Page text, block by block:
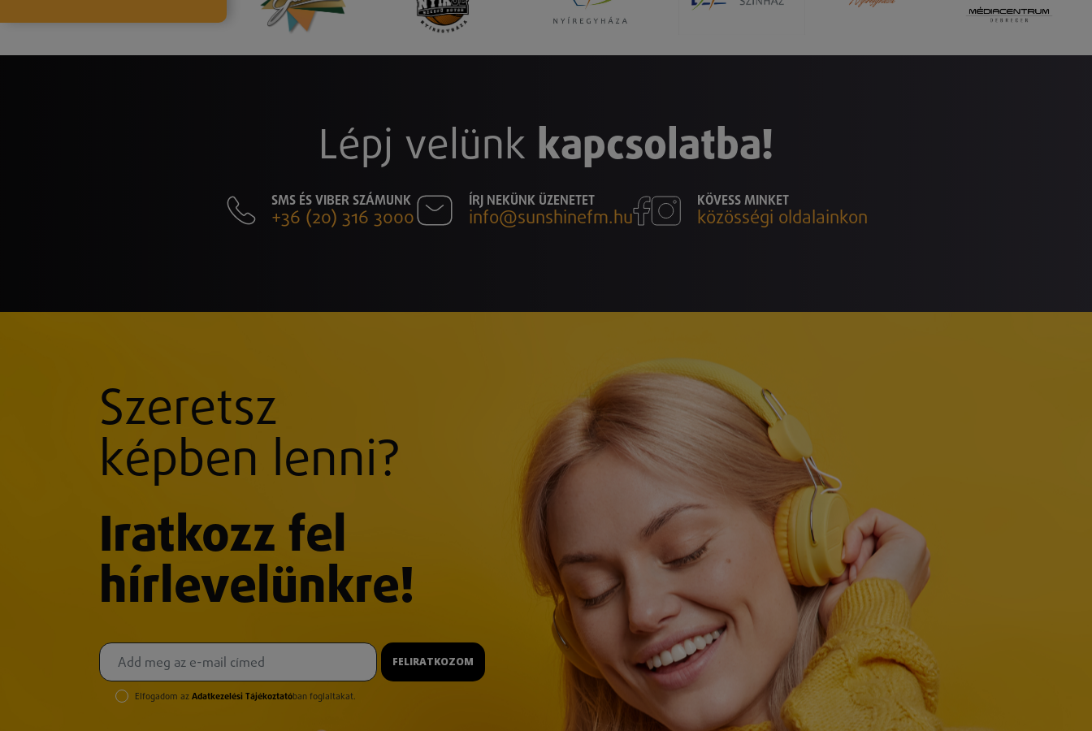
Lépj velünk kapcsolatba!
SMS ÉS VIBER SZÁMUNK
+36 (20) 316 3000
ÍRJ NEKÜNK ÜZENETET
info@sunshinefm.hu
KÖVESS MINKET
közösségi oldalainkon
Szeretsz
képben lenni?
Iratkozz fel
hírlevelünkre!
FELIRATKOZOM
Elfogadom az Adatkezelési Tájékoztatóban foglaltakat.